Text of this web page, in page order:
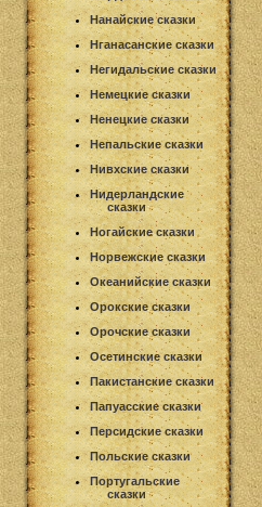
Нанайские сказки
Нганасанские сказки
Негидальские сказки
Немецкие сказки
Ненецкие сказки
Непальские сказки
Нивхские сказки
Нидерландские
сказки
Ногайские сказки
Норвежские сказки
Океанийские сказки
Орокские сказки
Орочские сказки
Осетинские сказки
Пакистанские сказки
Папуасские сказки
Персидские сказки
Польские сказки
Португальские
сказки